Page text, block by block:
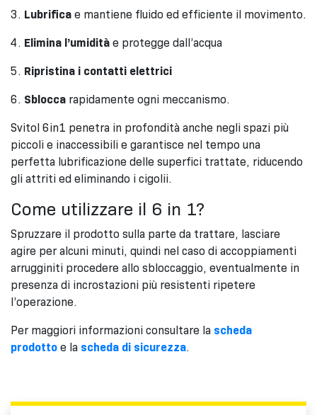
3. Lubrifica e mantiene fluido ed efficiente il movimento.
4. Elimina l’umidità e protegge dall’acqua
5. Ripristina i contatti elettrici
6. Sblocca rapidamente ogni meccanismo.
Svitol 6in1 penetra in profondità anche negli spazi più
piccoli e inaccessibili e garantisce nel tempo una
perfetta lubrificazione delle superfici trattate, riducendo
gli attriti ed eliminando i cigolii.
Come utilizzare il 6 in 1?
Spruzzare il prodotto sulla parte da trattare, lasciare
agire per alcuni minuti, quindi nel caso di accoppiamenti
arrugginiti procedere allo sbloccaggio, eventualmente in
presenza di incrostazioni più resistenti ripetere
l’operazione.
Per maggiori informazioni consultare la scheda
prodotto e la scheda di sicurezza.